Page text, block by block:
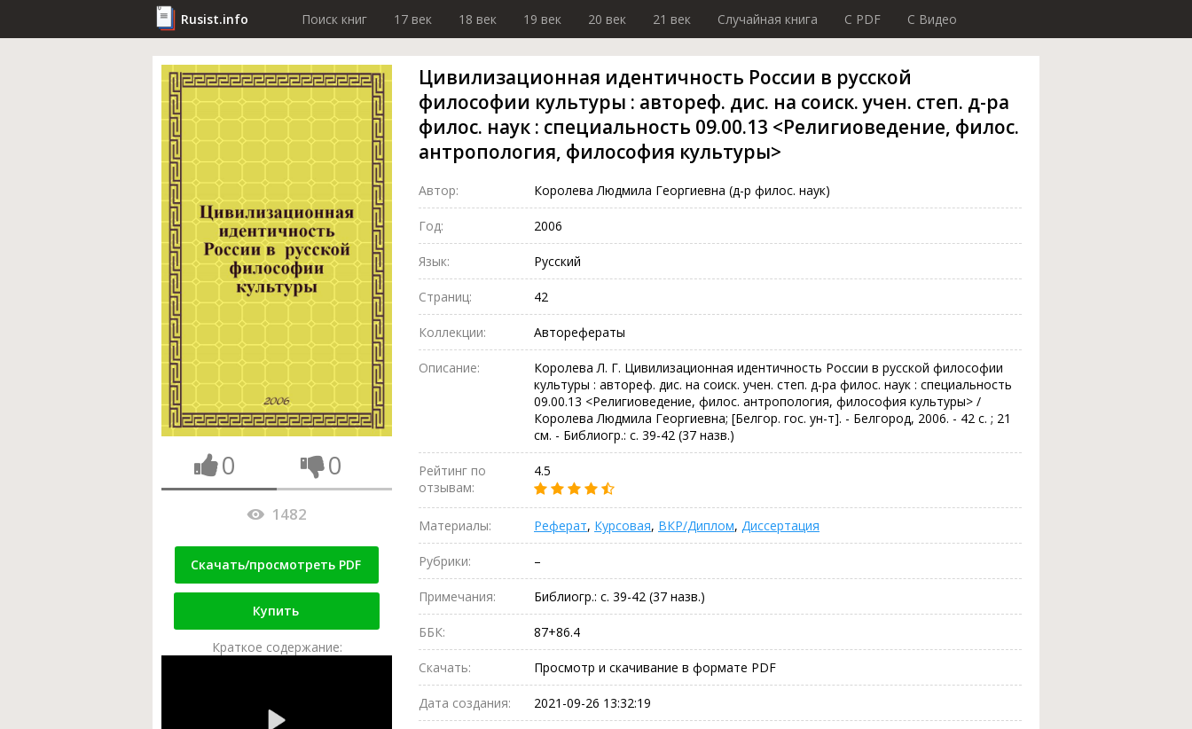
Rusist.info Поиск книг 17 век 18 век 19 век 20 век 21 век Случайная книга C PDF C Видео
0 0
1482
Скачать/просмотреть PDF
Купить
Краткое содержание:
Цивилизационная идентичность России в русской
философии культуры : автореф. дис. на соиск. учен. степ. д-ра
филос. наук : специальность 09.00.13 <Религиоведение, филос.
антропология, философия культуры>
Автор: Королева Людмила Георгиевна (д-р филос. наук)
Год: 2006
Язык: Русский
Страниц: 42
Коллекции: Авторефераты
Описание:
Королева Л. Г. Цивилизационная идентичность России в русской философии
культуры : автореф. дис. на соиск. учен. степ. д-ра филос. наук : специальность
09.00.13 <Религиоведение, филос. антропология, философия культуры> /
Королева Людмила Георгиевна; [Белгор. гос. ун-т]. - Белгород, 2006. - 42 с. ; 21
см. - Библиогр.: с. 39-42 (37 назв.)
Рейтинг по
отзывам:
4.5
Материалы: Реферат, Курсовая, ВКР/Диплом, Диссертация
Рубрики: –
Примечания: Библиогр.: с. 39-42 (37 назв.)
ББК: 87+86.4
Скачать: Просмотр и скачивание в формате PDF
Дата создания: 2021-09-26 13:32:19